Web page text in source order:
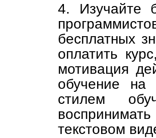
4. Изучайте
бесплатных
оплатить
мотивация
обучение на
стилем
текстовом